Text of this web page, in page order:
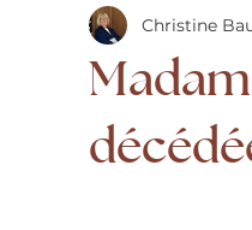
Christine